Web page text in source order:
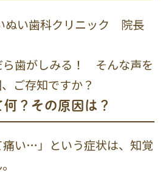
ぬい歯科クリニック 院長
ら歯がしみる！ そんな声を
ご存知ですか？
？その原因は？
痛い…」という症状は、知覚